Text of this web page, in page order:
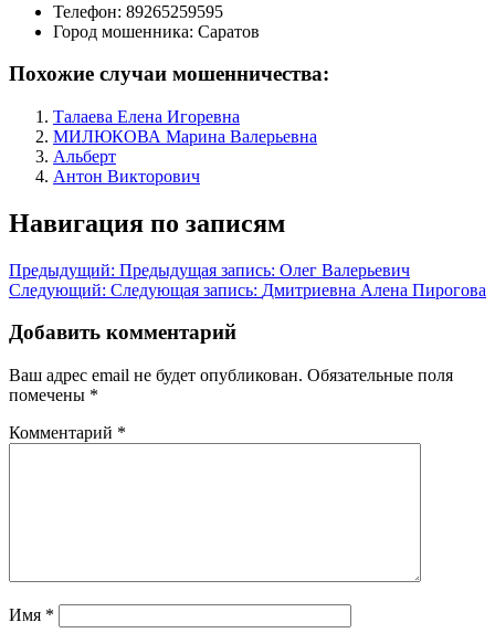
Телефон: 89265259595
Город мошенника: Саратов
Похожие случаи мошенничества:
Талаева Елена Игоревна
МИЛЮКОВА Марина Валерьевна
Альберт
Антон Викторович
Навигация по записям
Предыдущий: Предыдущая запись: Олег Валерьевич
Следующий: Следующая запись: Дмитриевна Алена Пирогова
Добавить комментарий
Ваш адрес email не будет опубликован. Обязательные поля
помечены *
Комментарий *
Имя *